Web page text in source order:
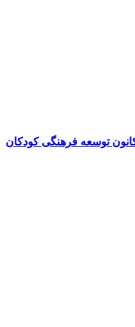
توسعه فرهنگی کودکان